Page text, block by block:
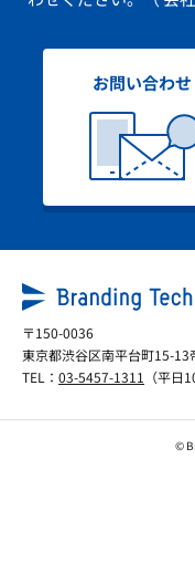
お問い合わせ
〒150-0036
東京都渋谷区南平台町15-13
TEL： 03-5457-1311 （平日
©